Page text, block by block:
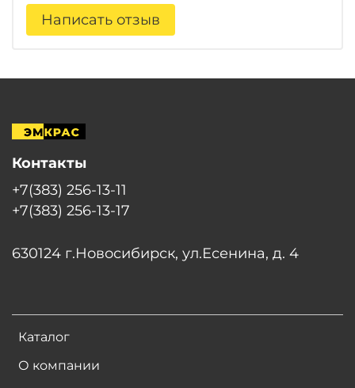
Написать отзыв
Каталог
О компании
Контакты
+7(383) 256-13-11
+7(383) 256-13-17
630124 г.Новосибирск, ул.Есенина, д. 4